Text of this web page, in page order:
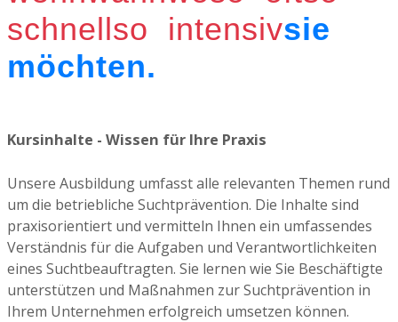
schnellso intensivsie
möchten.
Kursinhalte - Wissen für Ihre Praxis
Unsere Ausbildung umfasst alle relevanten Themen rund
um die betriebliche Suchtprävention. Die Inhalte sind
praxisorientiert und vermitteln Ihnen ein umfassendes
Verständnis für die Aufgaben und Verantwortlichkeiten
eines Suchtbeauftragten. Sie lernen wie Sie Beschäftigte
unterstützen und Maßnahmen zur Suchtprävention in
Ihrem Unternehmen erfolgreich umsetzen können.